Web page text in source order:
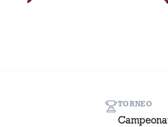
TORNEO